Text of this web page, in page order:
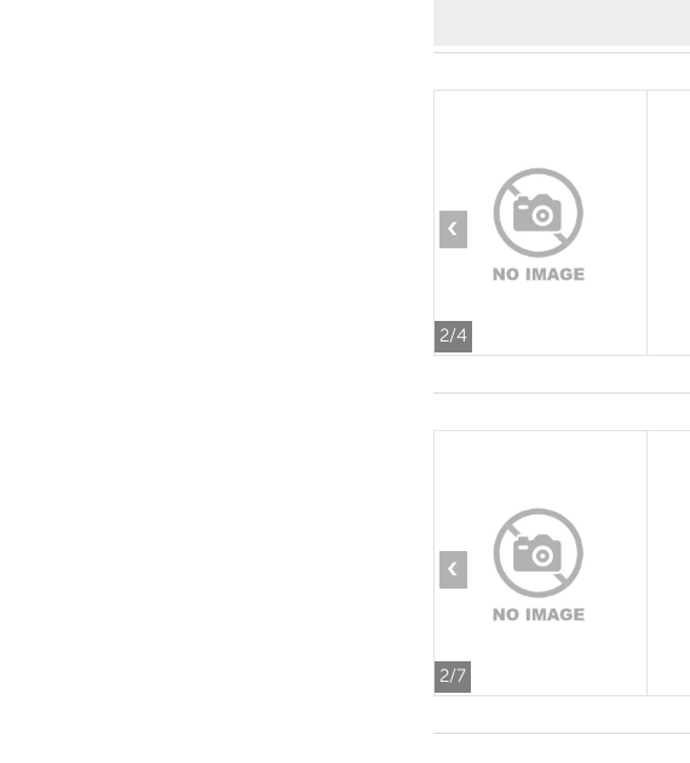
2/4
‹
2/7
‹